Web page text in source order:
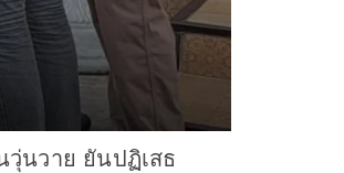
นวาย ยันปฏิเสธ